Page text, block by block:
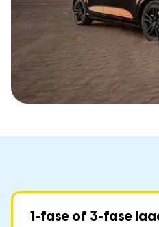
1-fase of 3-fase